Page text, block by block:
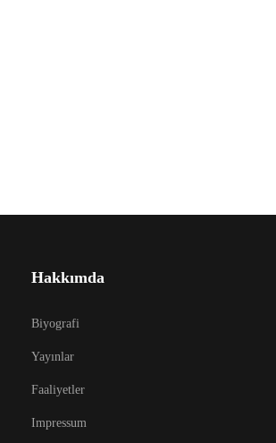
Hakkımda
Biyografi
Yayınlar
Faaliyetler
Impressum